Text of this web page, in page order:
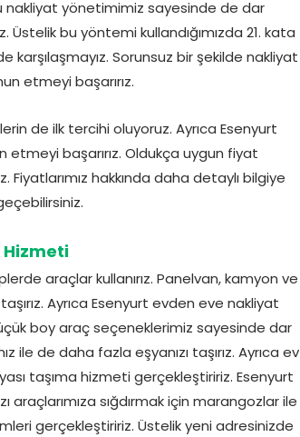
nakliyat yönetimimiz sayesinde de dar
bu yöntemi kullandığımızda 21. kata
karşılaşmayız. Sorunsuz bir şekilde nakliyat
etmeyi başarırız.
de ilk tercihi oluyoruz. Ayrıca Esenyurt
başarırız. Oldukça uygun fiyat
hakkında daha detaylı bilgiye
araçlar kullanırız. Panelvan, kamyon ve
Ayrıca Esenyurt evden eve nakliyat
boy araç seçeneklerimiz sayesinde dar
de daha fazla eşyanızı taşırız. Ayrıca ev
taşıma hizmeti gerçekleştiririz. Esenyurt
araçlarımıza sığdırmak için marangozlar ile
gerçekleştiririz. Üstelik yeni adresinizde